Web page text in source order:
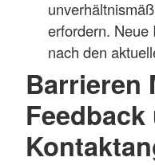
erfordern. Neue
nach den
Barrieren
Feedback